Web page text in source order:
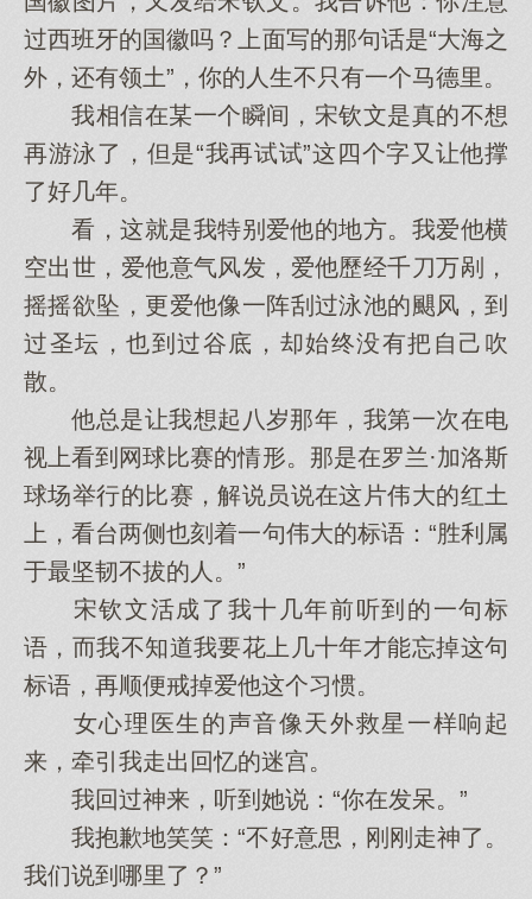
过西班牙的国徽吗？上面写的那句话是“大海之
外，还有领土”，你的人生不只有一个马德里。
我相信在某一个瞬间，宋钦文是真的不想
再游泳了，但是“我再试试”这四个字又让他撑
了好几年。
看，这就是我特别爱他的地方。我爱他横
空出世，爱他意气风发，爱他歷经千刀万剐，
摇摇欲坠，更爱他像一阵刮过泳池的颶风，到
过圣坛，也到过谷底，却始终没有把自己吹
散。
他总是让我想起八岁那年，我第一次在电
视上看到网球比赛的情形。那是在罗兰·加洛斯
球场举行的比赛，解说员说在这片伟大的红土
上，看台两侧也刻着一句伟大的标语：“胜利属
于最坚韧不拔的人。”
宋钦文活成了我十几年前听到的一句标
语，而我不知道我要花上几十年才能忘掉这句
标语，再顺便戒掉爱他这个习惯。
女心理医生的声音像天外救星一样响起
来，牵引我走出回忆的迷宫。
我回过神来，听到她说：“你在发呆。”
我抱歉地笑笑：“不好意思，刚刚走神了。
我们说到哪里了？”